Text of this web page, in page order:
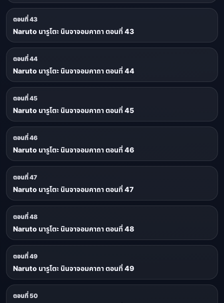
ตอนที่ 43
Naruto นารูโตะ นินจาจอมคาถา ตอนที่ 43
ตอนที่ 44
Naruto นารูโตะ นินจาจอมคาถา ตอนที่ 44
ตอนที่ 45
Naruto นารูโตะ นินจาจอมคาถา ตอนที่ 45
ตอนที่ 46
Naruto นารูโตะ นินจาจอมคาถา ตอนที่ 46
ตอนที่ 47
Naruto นารูโตะ นินจาจอมคาถา ตอนที่ 47
ตอนที่ 48
Naruto นารูโตะ นินจาจอมคาถา ตอนที่ 48
ตอนที่ 49
Naruto นารูโตะ นินจาจอมคาถา ตอนที่ 49
ตอนที่ 50